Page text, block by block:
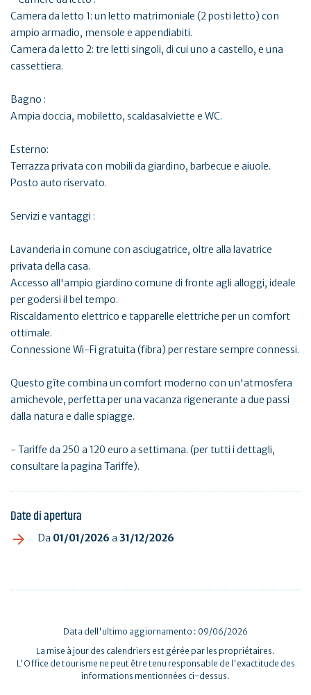
Camera da letto 1: un letto matrimoniale (2 posti letto) con
ampio armadio, mensole e appendiabiti.
Camera da letto 2: tre letti singoli, di cui uno a castello, e una
cassettiera.
Bagno :
Ampia doccia, mobiletto, scaldasalviette e WC.
Esterno:
Terrazza privata con mobili da giardino, barbecue e aiuole.
Posto auto riservato.
Servizi e vantaggi :
Lavanderia in comune con asciugatrice, oltre alla lavatrice
privata della casa.
Accesso all'ampio giardino comune di fronte agli alloggi, ideale
per godersi il bel tempo.
Riscaldamento elettrico e tapparelle elettriche per un comfort
ottimale.
Connessione Wi-Fi gratuita (fibra) per restare sempre connessi.
Questo gîte combina un comfort moderno con un'atmosfera
amichevole, perfetta per una vacanza rigenerante a due passi
dalla natura e dalle spiagge.
- Tariffe da 250 a 120 euro a settimana. (per tutti i dettagli,
consultare la pagina Tariffe).
Date di apertura
Da 01/01/2026 a 31/12/2026
Data dell'ultimo aggiornamento : 09/06/2026
La mise à jour des calendriers est gérée par les propriétaires.
L'Office de tourisme ne peut être tenu responsable de l'exactitude des
informations mentionnées ci-dessus.